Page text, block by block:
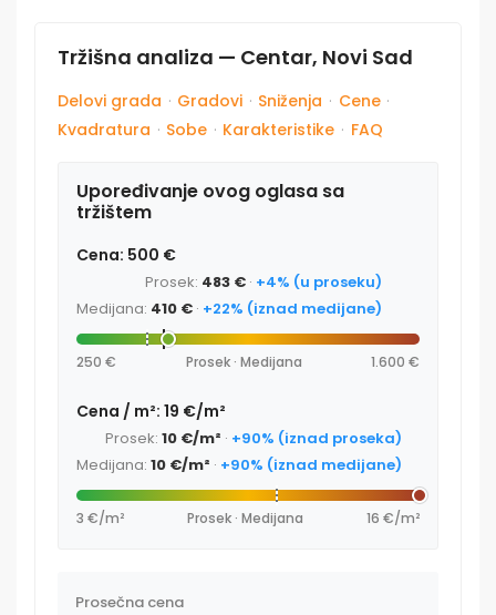
Tržišna analiza — Centar, Novi Sad
Delovi grada · Gradovi · Sniženja · Cene ·
Kvadratura · Sobe · Karakteristike · FAQ
Upoređivanje ovog oglasa sa
tržištem
Cena: 500 €
Prosek: 483 € · +4% (u proseku)
Medijana: 410 € · +22% (iznad medijane)
250 € Prosek · Medijana 1.600 €
Cena / m²: 19 €/m²
Prosek: 10 €/m² · +90% (iznad proseka)
Medijana: 10 €/m² · +90% (iznad medijane)
3 €/m² Prosek · Medijana 16 €/m²
Prosečna cena